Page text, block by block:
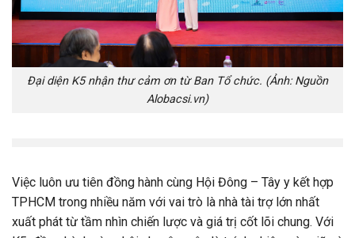
Đại diện K5 nhận thư cảm ơn từ Ban Tổ chức. (Ảnh: Nguồn
Alobacsi.vn)
Việc luôn ưu tiên đồng hành cùng Hội Đông – Tây y kết hợp
TPHCM trong nhiều năm với vai trò là nhà tài trợ lớn nhất
xuất phát từ tầm nhìn chiến lược và giá trị cốt lõi chung. Với